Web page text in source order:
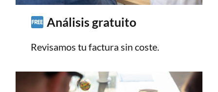
Análisis gratuito
Revisamos tu factura sin coste.